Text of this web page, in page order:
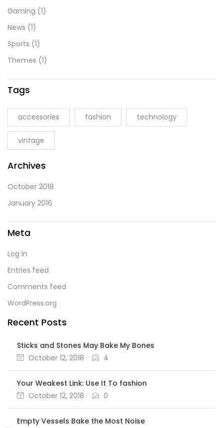
Gaming (1)
News (1)
Sports (1)
Themes (1)
Tags
accessories fashion technology
vintage
Archives
October 2018
January 2016
Meta
Log in
Entries feed
Comments feed
WordPress.org
Recent Posts
Sticks and Stones May Bake My Bones
October 12, 2018
4
Your Weakest Link: Use It To fashion
October 12, 2018
0
Empty Vessels Bake the Most Noise